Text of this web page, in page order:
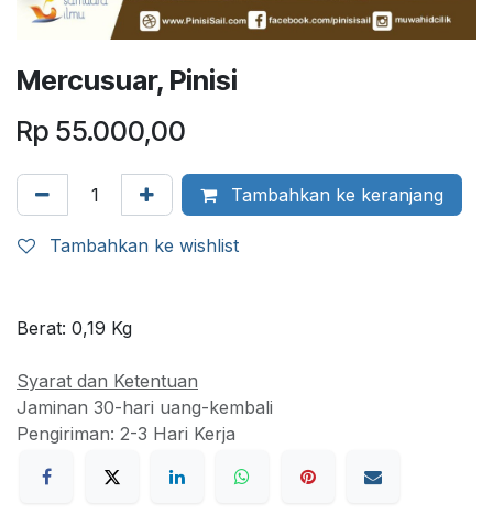
Mercusuar, Pinisi
Rp 55.000,00
Tambahkan ke keranjang
Tambahkan ke wishlist
Berat: 0,19 Kg
Syarat dan Ketentuan
Jaminan 30-hari uang-kembali
Pengiriman: 2-3 Hari Kerja